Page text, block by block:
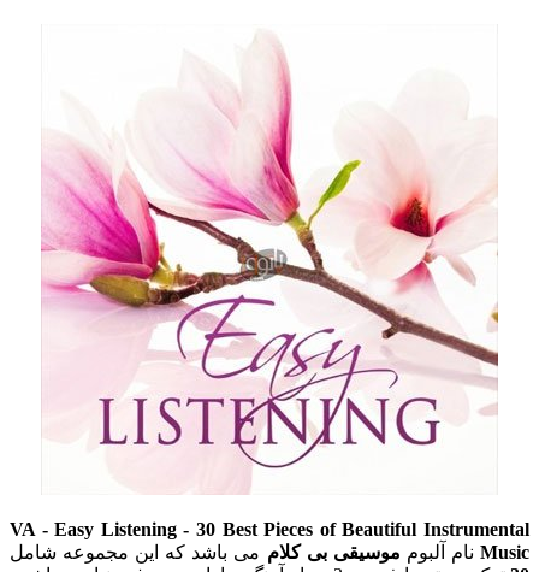
VA - Easy Listening - 30 Best Pieces of Beautiful Instrumental
Musicنام آلبوم موسیقی بی کلام می باشد که این مجموعه شامل